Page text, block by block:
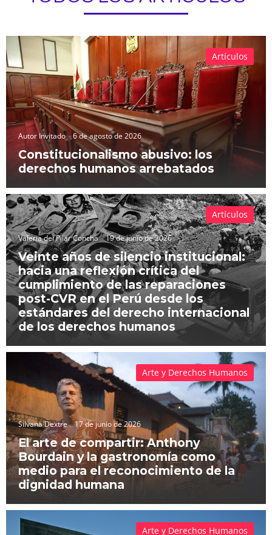
Autor Invitado 6 de agosto de 2026
Constitucionalismo abusivo: los
derechos humanos arrebatados
Artículos
Valeria del Pilar Concha 19 de junio de 2026
Veinte años de silencio institucional:
hacia una reflexión crítica del
cumplimiento de las reparaciones
post-CVR en el Perú desde los
estándares del derecho internacional
de los derechos humanos
Artículos
Silvana Dextre 17 de junio de 2026
El arte de compartir: Anthony
Bourdain y la gastronomía como
medio para el reconocimiento de la
dignidad humana
Arte y Derechos Humanos
Arte y Derechos Humanos